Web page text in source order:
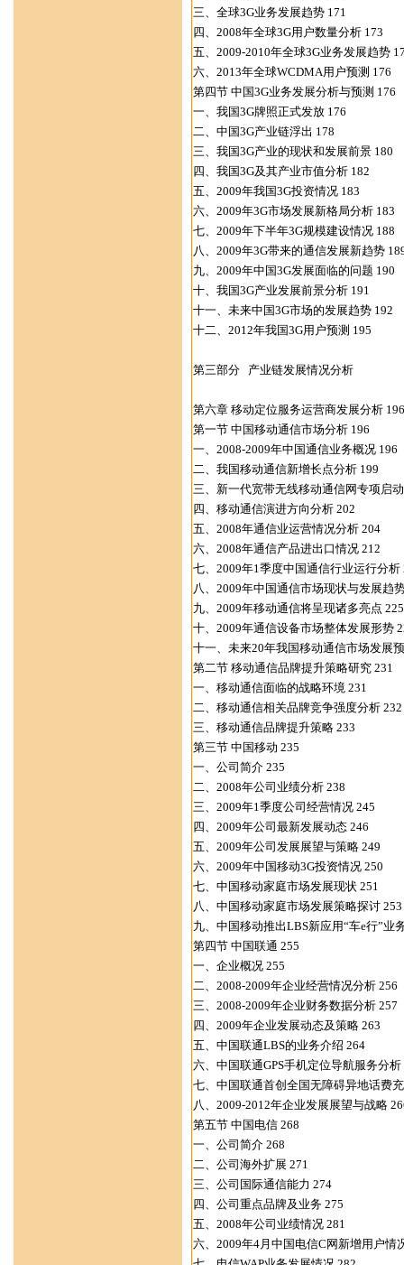
三、全球3G业务发展趋势 171
四、2008年全球3G用户数量分析 173
五、2009-2010年全球3G业务发展趋势
六、2013年全球WCDMA用户预测 176
第四节 中国3G业务发展分析与预测 176
一、我国3G牌照正式发放 176
二、中国3G产业链浮出 178
三、我国3G产业的现状和发展前景 180
四、我国3G及其产业市值分析 182
五、2009年我国3G投资情况 183
六、2009年3G市场发展新格局分析 183
七、2009年下半年3G规模建设情况 188
八、2009年3G带来的通信发展新趋势
九、2009年中国3G发展面临的问题 190
十、我国3G产业发展前景分析 191
十一、未来中国3G市场的发展趋势 192
十二、2012年我国3G用户预测 195
第三部分 产业链发展情况分析
第六章 移动定位服务运营商发展分析 196
第一节 中国移动通信市场分析 196
一、2008-2009年中国通信业务概况 196
二、我国移动通信新增长点分析 199
三、新一代宽带无线移动通信网专项启
四、移动通信演进方向分析 202
五、2008年通信业运营情况分析 204
六、2008年通信产品进出口情况 212
七、2009年1季度中国通信行业运行分析
八、2009年中国通信市场现状与发展趋
九、2009年移动通信将呈现诸多亮点 225
十、2009年通信设备市场整体发展形势
十一、未来20年我国移动通信市场发展
第二节 移动通信品牌提升策略研究 231
一、移动通信面临的战略环境 231
二、移动通信相关品牌竞争强度分析 232
三、移动通信品牌提升策略 233
第三节 中国移动 235
一、公司简介 235
二、2008年公司业绩分析 238
三、2009年1季度公司经营情况 245
四、2009年公司最新发展动态 246
五、2009年公司发展展望与策略 249
六、2009年中国移动3G投资情况 250
七、中国移动家庭市场发展现状 251
八、中国移动家庭市场发展策略探讨 253
九、中国移动推出LBS新应用“车e行”业
第四节 中国联通 255
一、企业概况 255
二、2008-2009年企业经营情况分析 256
三、2008-2009年企业财务数据分析 257
四、2009年企业发展动态及策略 263
五、中国联通LBS的业务介绍 264
六、中国联通GPS手机定位导航服务分析
七、中国联通首创全国无障碍异地话费
八、2009-2012年企业发展展望与战略
第五节 中国电信 268
一、公司简介 268
二、公司海外扩展 271
三、公司国际通信能力 274
四、公司重点品牌及业务 275
五、2008年公司业绩情况 281
六、2009年4月中国电信C网新增用户情